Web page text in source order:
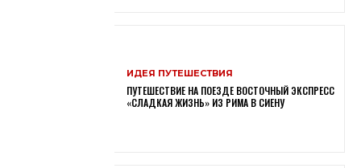
ИДЕЯ ПУТЕШЕСТВИЯ
ПУТЕШЕСТВИЕ НА ПОЕЗДЕ ВОСТОЧНЫЙ ЭКСПРЕСС
«СЛАДКАЯ ЖИЗНЬ» ИЗ РИМА В СИЕНУ